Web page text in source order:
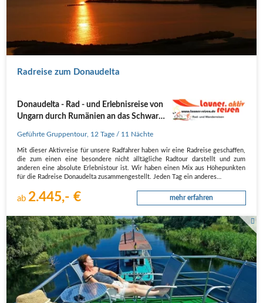
Radreise zum Donaudelta
Donaudelta - Rad - und Erlebnisreise von
Ungarn durch Rumänien an das Schwarze
Geführte Gruppentour, 12 Tage / 11 Nächte
Mit dieser Aktivreise für unsere Radfahrer haben wir eine Radreise geschaffen,
die zum einen eine besondere nicht alltägliche Radtour darstellt und zum
anderen eine absolute Erlebnistour ist. Wir haben einen Mix aus Höhepunkten
für die Radreise Donaudelta zusammengestellt. Jeden Tag ein anderes…
ab 2.445,- € mehr erfahren